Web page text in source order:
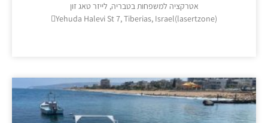
אטרקציה למשפחות בטבריה, לייזר טאג זון
Yehuda Halevi St 7, Tiberias, Israel(lasertzone)